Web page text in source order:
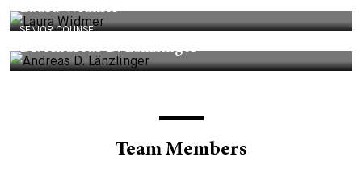
Laura Widmer
SENIOR COUNSEL
Dr. Andreas D. Länzlinger
Team Members